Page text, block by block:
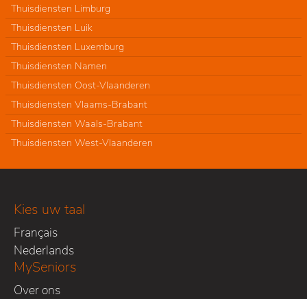
Thuisdiensten Limburg
Thuisdiensten Luik
Thuisdiensten Luxemburg
Thuisdiensten Namen
Thuisdiensten Oost-Vlaanderen
Thuisdiensten Vlaams-Brabant
Thuisdiensten Waals-Brabant
Thuisdiensten West-Vlaanderen
Kies uw taal
Français
Nederlands
MySeniors
Over ons